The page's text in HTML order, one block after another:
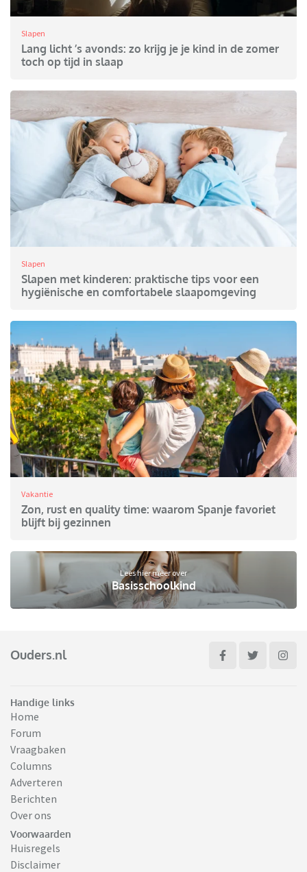
Slapen
Lang licht ’s avonds: zo krijg je je kind in de zomer
toch op tijd in slaap
Slapen
Slapen met kinderen: praktische tips voor een
hygiënische en comfortabele slaapomgeving
Vakantie
Zon, rust en quality time: waarom Spanje favoriet
blijft bij gezinnen
Lees hier meer over
Basisschoolkind
Ouders.nl
Handige links
Home
Forum
Vraagbaken
Columns
Adverteren
Berichten
Over ons
Voorwaarden
Huisregels
Disclaimer